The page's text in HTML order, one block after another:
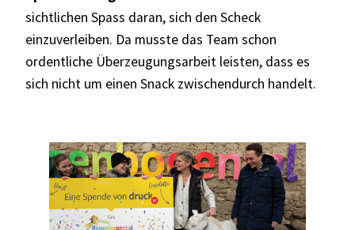
sichtlichen Spass daran, sich den Scheck
einzuverleiben. Da musste das Team schon
ordentliche Überzeugungsarbeit leisten, dass es
sich nicht um einen Snack zwischendurch handelt.